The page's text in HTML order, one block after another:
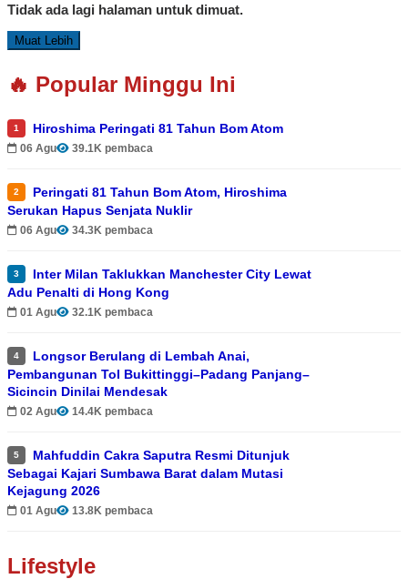
Tidak ada lagi halaman untuk dimuat.
Muat Lebih
🔥 Popular Minggu Ini
1 Hiroshima Peringati 81 Tahun Bom Atom
06 Agu 39.1K pembaca
2
Peringati 81 Tahun Bom Atom, Hiroshima
Serukan Hapus Senjata Nuklir
06 Agu 34.3K pembaca
3
Inter Milan Taklukkan Manchester City Lewat
Adu Penalti di Hong Kong
01 Agu 32.1K pembaca
4
Longsor Berulang di Lembah Anai,
Pembangunan Tol Bukittinggi–Padang Panjang–
Sicincin Dinilai Mendesak
02 Agu 14.4K pembaca
5
Mahfuddin Cakra Saputra Resmi Ditunjuk
Sebagai Kajari Sumbawa Barat dalam Mutasi
Kejagung 2026
01 Agu 13.8K pembaca
Lifestyle